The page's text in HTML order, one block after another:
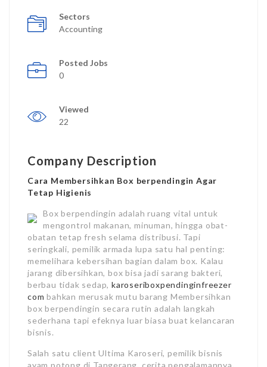
Sectors
Accounting
Posted Jobs
0
Viewed
22
Company Description
Cara Membersihkan Box berpendingin Agar
Tetap Higienis
Box berpendingin adalah ruang vital untuk
mengontrol makanan, minuman, hingga obat-
obatan tetap fresh selama distribusi. Tapi
seringkali, pemilik armada lupa satu hal penting:
memelihara kebersihan bagian dalam box. Kalau
jarang dibersihkan, box bisa jadi sarang bakteri,
berbau tidak sedap,karoseriboxpendinginfreezer
com bahkan merusak mutu barang Membersihkan
box berpendingin secara rutin adalah langkah
sederhana tapi efeknya luar biasa buat kelancaran
bisnis.
Salah satu client Ultima Karoseri, pemilik bisnis
ayam potong di Tangerang, cerita pengalamannya.